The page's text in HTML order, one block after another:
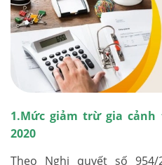
1.Mức giảm trừ gia
2020
Theo Nghị quyết số 954/